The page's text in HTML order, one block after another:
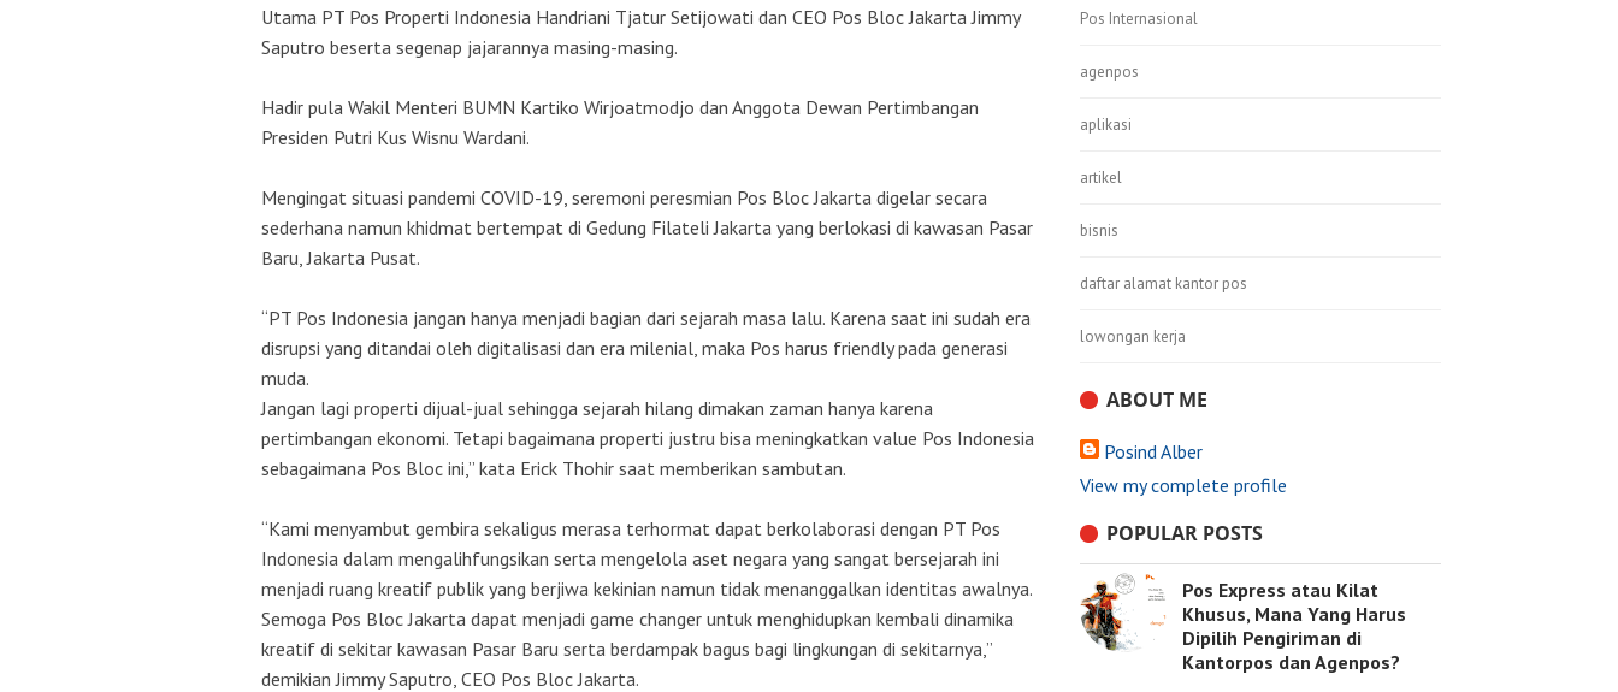
Utama PT Pos Properti Indonesia Handriani Tjatur Setijowati dan CEO Pos Bloc Jakarta Jimmy
Saputro beserta segenap jajarannya masing-masing.
Hadir pula Wakil Menteri BUMN Kartiko Wirjoatmodjo dan Anggota Dewan Pertimbangan
Presiden Putri Kus Wisnu Wardani.
Mengingat situasi pandemi COVID-19, seremoni peresmian Pos Bloc Jakarta digelar secara
sederhana namun khidmat bertempat di Gedung Filateli Jakarta yang berlokasi di kawasan Pasar
Baru, Jakarta Pusat.
“PT Pos Indonesia jangan hanya menjadi bagian dari sejarah masa lalu. Karena saat ini sudah era
disrupsi yang ditandai oleh digitalisasi dan era milenial, maka Pos harus friendly pada generasi
muda.
Jangan lagi properti dijual-jual sehingga sejarah hilang dimakan zaman hanya karena
pertimbangan ekonomi. Tetapi bagaimana properti justru bisa meningkatkan value Pos Indonesia
sebagaimana Pos Bloc ini,” kata Erick Thohir saat memberikan sambutan.
“Kami menyambut gembira sekaligus merasa terhormat dapat berkolaborasi dengan PT Pos
Indonesia dalam mengalihfungsikan serta mengelola aset negara yang sangat bersejarah ini
menjadi ruang kreatif publik yang berjiwa kekinian namun tidak menanggalkan identitas awalnya.
Semoga Pos Bloc Jakarta dapat menjadi game changer untuk menghidupkan kembali dinamika
kreatif di sekitar kawasan Pasar Baru serta berdampak bagus bagi lingkungan di sekitarnya,”
demikian Jimmy Saputro, CEO Pos Bloc Jakarta.
Pos Internasional
agenpos
aplikasi
artikel
bisnis
daftar alamat kantor pos
lowongan kerja
ABOUT ME
Posind Alber
View my complete profile
POPULAR POSTS
Pos Express atau Kilat
Khusus, Mana Yang Harus
Dipilih Pengiriman di
Kantorpos dan Agenpos?